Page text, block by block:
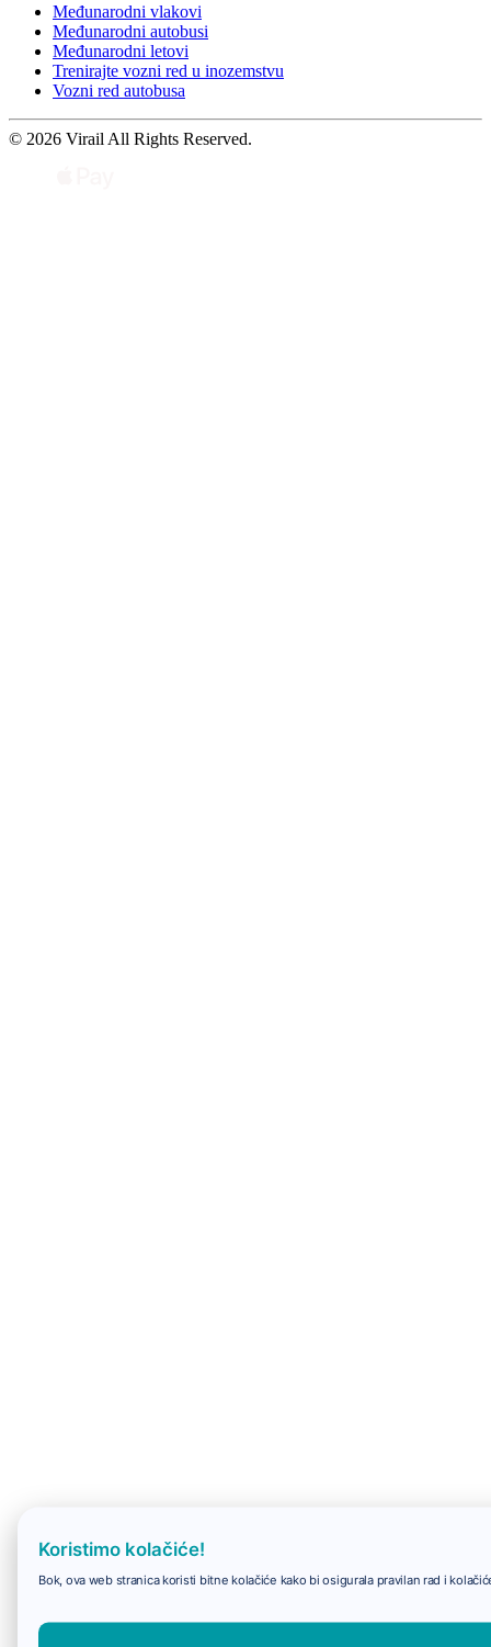
Međunarodni vlakovi
Međunarodni autobusi
Međunarodni letovi
Trenirajte vozni red u inozemstvu
Vozni red autobusa
© 2026 Virail All Rights Reserved.
Koristimo kolačiće!
Bok, ova web stranica koristi bitne kolačiće kako bi osigurala pravilan rad i